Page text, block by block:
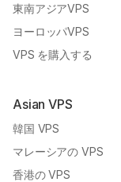
東南アジアVPS
ヨーロッパVPS
VPS を購入する
Asian VPS
韓国 VPS
マレーシアの VPS
香港の VPS